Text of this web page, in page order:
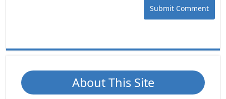
Submit Comment
About This Site